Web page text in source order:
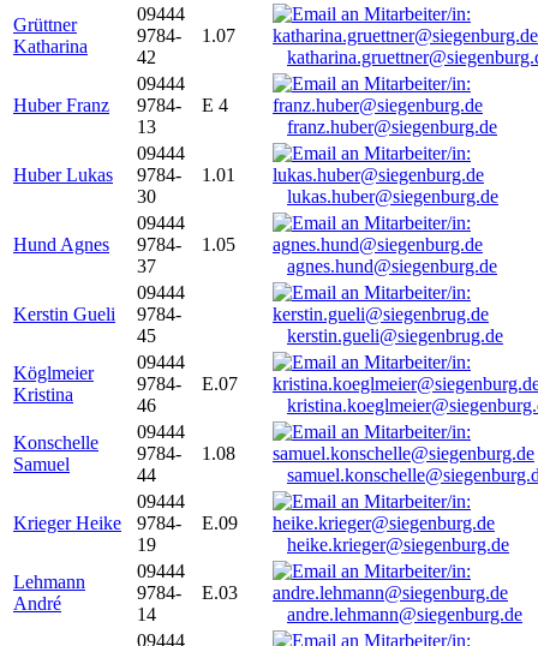
Grüttner
Katharina
09444
9784-
42
1.07
Huber Franz
09444
9784-
13
E 4
franz.huber@siegenburg.de
Huber Lukas
09444
9784-
30
1.01
lukas.huber@siegenburg.de
Hund Agnes
09444
9784-
37
1.05
agnes.hund@siegenburg.de
Kerstin Gueli
09444
9784-
45
kerstin.gueli@siegenbrug.de
Köglmeier
Kristina
09444
9784-
46
E.07
Konschelle
Samuel
09444
9784-
44
1.08
Krieger Heike
09444
9784-
19
E.09
heike.krieger@siegenburg.de
Lehmann
André
09444
9784-
14
E.03
andre.lehmann@siegenburg.de
09444